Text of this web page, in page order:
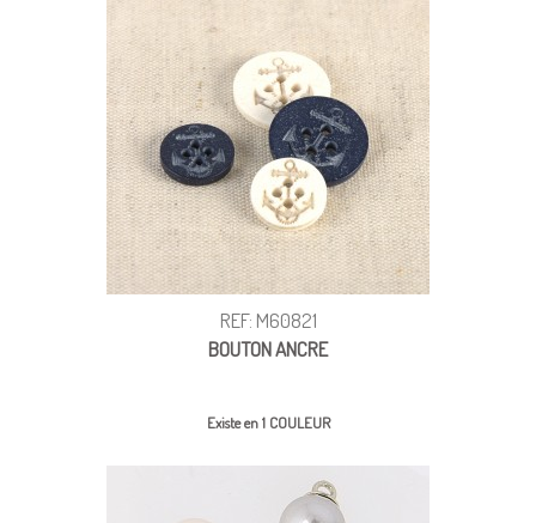
REF: M60821
BOUTON ANCRE
Existe en 1 COULEUR